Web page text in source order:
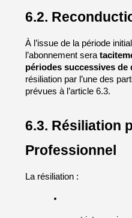
6.2.
À l’issue de la période
l’abonnement sera
périodes successives de
résiliation par l’une des
prévues à l’article 6.3.
6.3. Résiliation
Professionnel
La résiliation :